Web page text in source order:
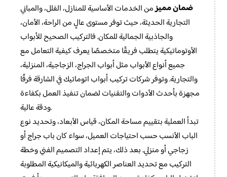
ضمان مميزمن الخدمات الأساسية للمنازل، الفلل، والمباني
التجارية الحديثة، حيث توفر مستوى عالٍ من الراحة، الأمان،
والجاذبية الجمالية للمكان. فالتركيب الصحيح للأبواب
الأوتوماتيكية يتطلب فريقًا متخصصًا يعرف كيفية التعامل مع
جميع أنواع الأبواب مثل أبواب الجراج، الزجاجية، المنزلية،
والتجارية. وتوفر شركات تركيب أبواب اتوماتيك في الشارقة فرقًا
مجهزة بأحدث الأدوات والتقنيات لضمان تنفيذ العمل بكفاءة
ودقة عالية.
تبدأ العملية بتقييم مساحة المكان، قياس الأبعاد، وتحديد نوع
الباب الأنسب حسب احتياجات العميل، سواء كان باب جراج أو
زجاجي أو منزلي. بعد ذلك، يتم إعداد التصميم الفني وخطة
التركيب مع تحديد العناصر الكهربائية والميكانيكية المطلوبة